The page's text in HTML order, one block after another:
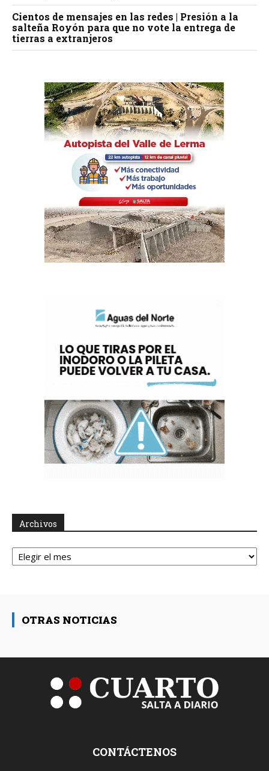
Cientos de mensajes en las redes | Presión a la
salteña Royón para que no vote la entrega de
tierras a extranjeros
Archivos
Archivos
OTRAS NOTICIAS
CONTÁCTENOS